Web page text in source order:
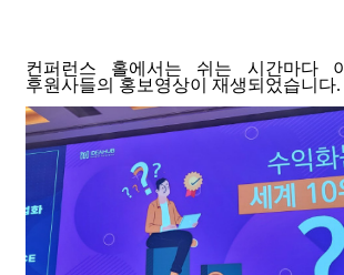
컨퍼런스 홀에서는 쉬는 시간마다
후원사들의 홍보영상이 재생되었습니다.